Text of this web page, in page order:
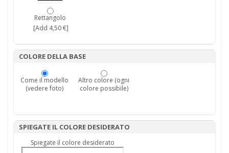
Rettangolo
[Add 4,50 €]
COLORE DELLA BASE
Come il modello
(vedere foto)
Altro colore (ogni
colore possibile)
SPIEGATE IL COLORE DESIDERATO
Spiegate il colore desiderato